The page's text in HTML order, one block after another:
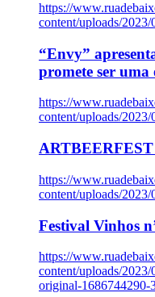
https://
content/uploads/
“Envy”
promete ser uma
https://
content/uploads/
ARTBEERFEST
https://
content/uploads/
Festival Vinhos
https://
content/uploads/
original-1686744290-